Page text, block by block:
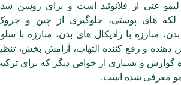
لیمو غنی از فلانوئید است و برای روشن
لکه های پوستی، جلوگیری از چین و
مبارزه با رادیکال های بدن، مبارزه با
و رفع کننده التهاب، آرامش بخش،
گوارش و بسیاری از خواص دیگر که برای
معرفی شده است.